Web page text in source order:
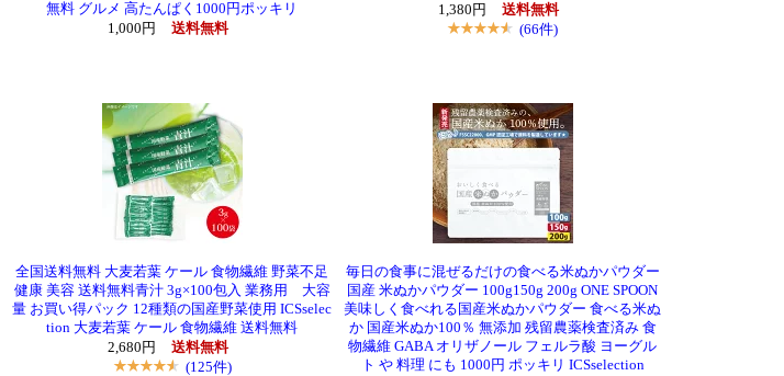
無料 グルメ 高たんぱく1000円ポッキリ
1,000円
送料無料
1,380円
送料無料
(66件)
全国送料無料 大麦若葉 ケール 食物繊維 野菜不足
健康 美容 送料無料青汁 3g×100包入 業務用 大容
量 お買い得パック 12種類の国産野菜使用 ICSselec
tion 大麦若葉 ケール 食物繊維 送料無料
2,680円
送料無料
(125件)
毎日の食事に混ぜるだけの食べる米ぬかパウダー
国産 米ぬかパウダー 100g150g 200g ONE SPOON
美味しく食べれる国産米ぬかパウダー 食べる米ぬ
か 国産米ぬか100％ 無添加 残留農薬検査済み 食
物繊維 GABA オリザノール フェルラ酸 ヨーグル
ト や 料理 にも 1000円 ポッキリ ICSselection